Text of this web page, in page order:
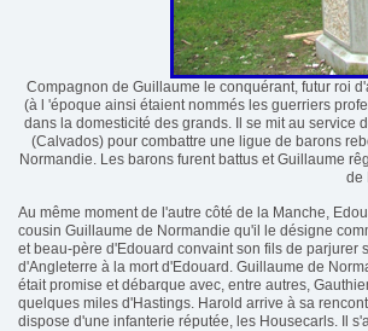
Compagnon de Guillaume le conquérant, futur roi
(à l 'époque ainsi étaient nommés les guerriers
dans la domesticité des grands. Il se mit au
(Calvados) pour combattre une ligue de barons
Normandie. Les barons furent battus et Guillaume
de
Au même moment de l'autre côté de la Manche,
cousin Guillaume de Normandie qu'il le désigne
et beau-père d'Edouard convaint son fils de
d'Angleterre à la mort d'Edouard. Guillaume de
était promise et débarque avec, entre autres,
quelques miles d'Hastings. Harold arrive à sa
dispose d'une infanterie réputée, les Housecarls. Il